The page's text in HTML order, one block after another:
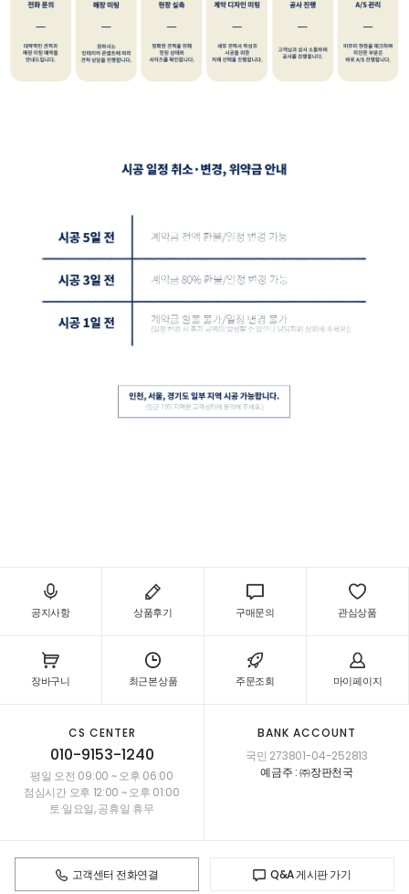
공지사항 상품후기 구매문의 관심상품
장바구니 최근본상품 주문조회 마이페이지
CS CENTER
010-9153-1240
평일 오전 09:00 ~ 오후 06:00
점심시간 오후 12:00 ~ 오후 01:00
토·일요일, 공휴일 휴무
BANK ACCOUNT
국민 273801-04-252813
예금주 : ㈜장판천국
고객센터 전화연결 Q&A 게시판 가기